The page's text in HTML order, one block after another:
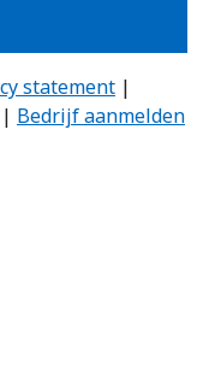
statement |
| Bedrijf aanmelden